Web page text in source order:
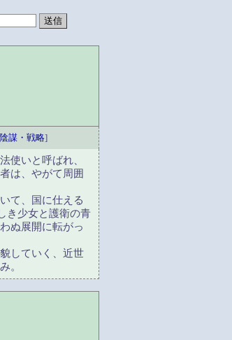
謀・戦略]
使いと呼ばれ、
は、やがて周囲
て、国に仕える
き少女と護衛の青
ぬ展開に転がっ
していく、近世
。